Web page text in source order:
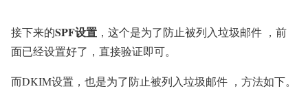
接下来的SPF设置 ，这个是为了防止被列入垃圾邮件 ，前
面已经设置好了，直接验证即可。
而DKIM设置，也是为了防止被列入垃圾邮件 ，方法如下。